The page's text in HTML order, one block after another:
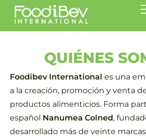
QUIÉNES
FoodibevInternational es una
a la creación, promoción y venta
productos alimenticios. Forma
español Nanumea Colned,
desarrollado más de veinte